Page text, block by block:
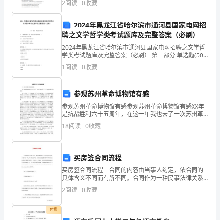
里，
喜，...
也许早就改变的模样。
说:“ 南开不仅使我学到了扎实的科学文化知识
2阅读 0收藏
2024年黑龙江省哈尔滨市通河县国家电网招
聘之文学哲学类考试题库及完整答案（必刷）
2024年黑龙江省哈尔滨市通河县国家电网招聘之文学哲
学类考试题库及完整答案（必刷） 第一部分 单选题(50
题) 1、“用事实说话”这一提法的原创文本是（）A.《红军
宣传工作问题》B.《〈湘江评论
1阅读 0收藏
参观苏州革命博物馆有感
参观苏州革命博物馆有感参观苏州革命博物馆有感XX年
是抗战胜利六十五周年，在这一年我也去了一次苏州革
命博物馆踏入馆内，让人不禁想到，在苏州这块土地
上，无数革命先烈曾喷洒热血的那段悠久而凝重的历史
18阅读 0收藏
买房签合同流程
买房签合同流程 合同的内容由当事人约定，依合同的
具体含义不同而有所不同。合同作为一种民事法律关系
来说，合同的内容是指当事人享有的债权和承担的债务;
合同作为一种法律文书来说，合同的内容是指据以确定
2阅读 0收藏
付费